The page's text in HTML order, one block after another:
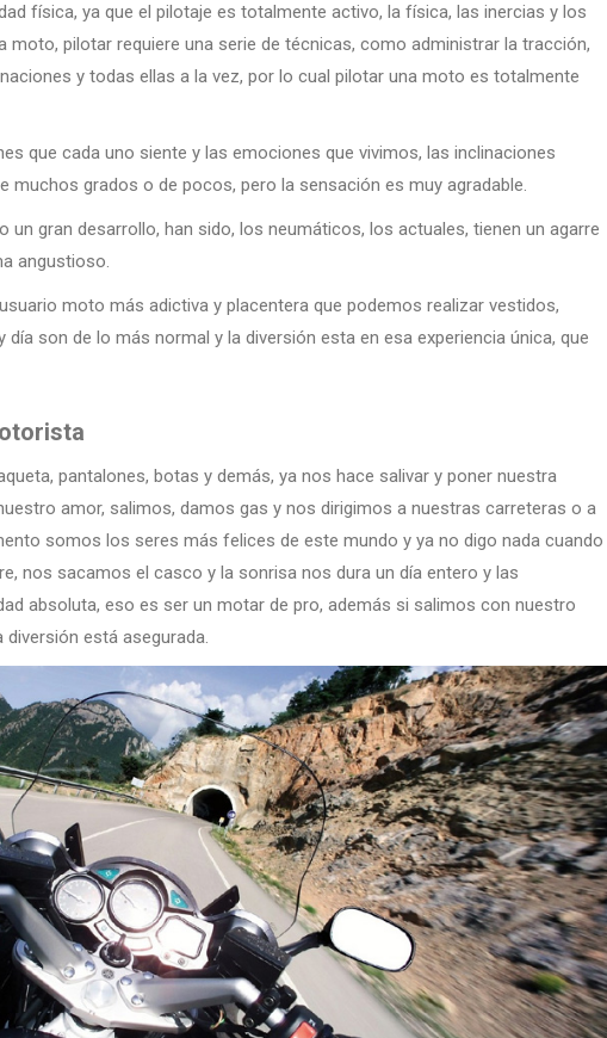
física, ya que el pilotaje es totalmente activo, la física, las inercias y los
moto, pilotar requiere una serie de técnicas, como administrar la tracción,
y todas ellas a la vez, por lo cual pilotar una moto es totalmente
que cada uno siente y las emociones que vivimos, las inclinaciones
muchos grados o de pocos, pero la sensación es muy agradable.
gran desarrollo, han sido, los neumáticos, los actuales, tienen un agarre
angustioso.
moto más adictiva y placentera que podemos realizar vestidos,
son de lo más normal y la diversión esta en esa experiencia única, que
pantalones, botas y demás, ya nos hace salivar y poner nuestra
amor, salimos, damos gas y nos dirigimos a nuestras carreteras o a
somos los seres más felices de este mundo y ya no digo nada cuando
nos sacamos el casco y la sonrisa nos dura un día entero y las
absoluta, eso es ser un motar de pro, además si salimos con nuestro
está asegurada.